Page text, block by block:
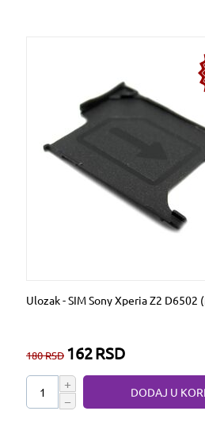
Ulozak - SIM Sony Xperia Z2 D6502
180RSD 162RSD
+
−
DODAJ U